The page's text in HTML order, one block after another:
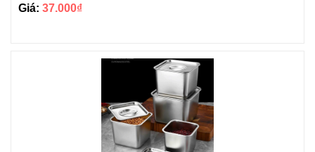
Giá: 37.000₫